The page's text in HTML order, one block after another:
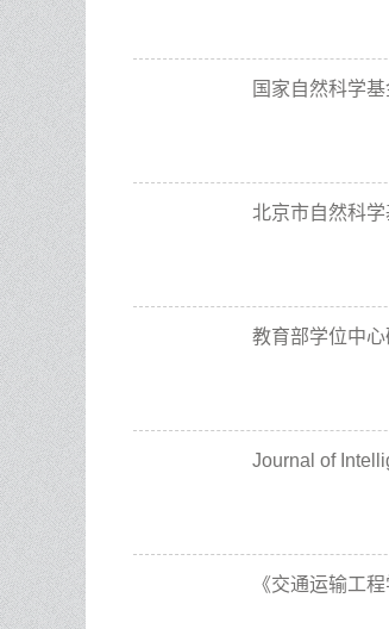
国家自然科学
北京市自然科
教育部学位中
Journal of
《交通运输工